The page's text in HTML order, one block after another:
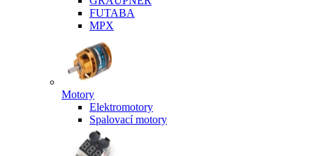
FUTABA
MPX
Motory
Elektromotory
Spalovací motory